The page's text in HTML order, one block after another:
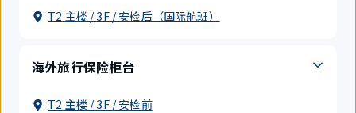
T2 主楼 / 3F / 安检后（国际航班）
海外旅行保险柜台
T2 主楼 / 3F / 安检前